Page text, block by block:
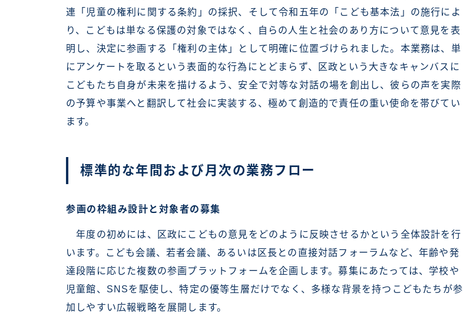
連「児童の権利に関する条約」の採択、そして令和五年の「こども基本法」の施行によ
り、こどもは単なる保護の対象ではなく、自らの人生と社会のあり方について意見を表
明し、決定に参画する「権利の主体」として明確に位置づけられました。本業務は、単
にアンケートを取るという表面的な行為にとどまらず、区政という大きなキャンバスに
こどもたち自身が未来を描けるよう、安全で対等な対話の場を創出し、彼らの声を実際
の予算や事業へと翻訳して社会に実装する、極めて創造的で責任の重い使命を帯びてい
ます。
標準的な年間および月次の業務フロー
参画の枠組み設計と対象者の募集
年度の初めには、区政にこどもの意見をどのように反映させるかという全体設計を行
います。こども会議、若者会議、あるいは区長との直接対話フォーラムなど、年齢や発
達段階に応じた複数の参画プラットフォームを企画します。募集にあたっては、学校や
児童館、SNSを駆使し、特定の優等生層だけでなく、多様な背景を持つこどもたちが参
加しやすい広報戦略を展開します。